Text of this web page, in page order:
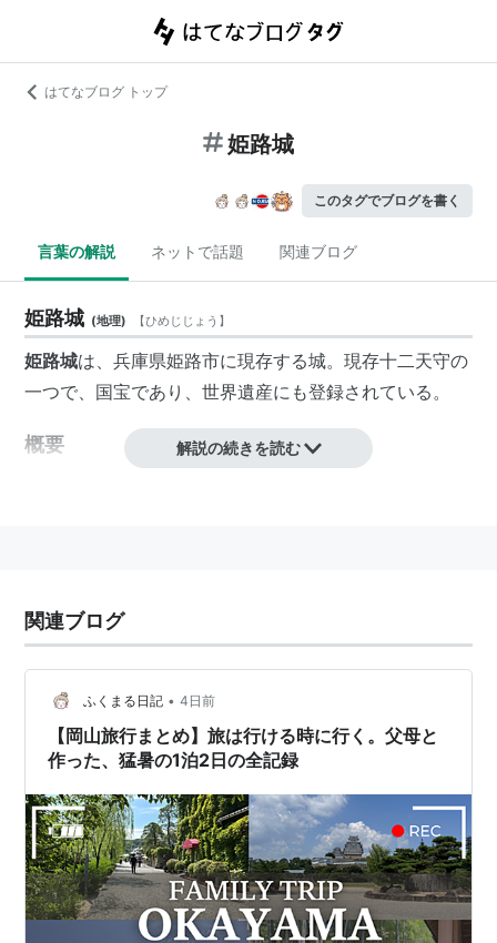
はてなブログ トップ
姫路城
このタグでブログを書く
言葉の解説 ネットで話題 関連ブログ
姫路城 (地理) 【ひめじじょう 】
姫路城は、兵庫県姫路市に現存する城。現存十二天守の
一つで、国宝であり、世界遺産にも登録されている。
概要
いと評されたことから「
別名がある。
設計技術と装飾美において木造城郭建築の最高峰に位置
付けられている。
2009年6月27日より、「国宝姫路城大天守保存修理工
事」という名で修理工事が行われる。2015年3月18日竣
工予定。
歴史
1333年：赤松則村（円心）が姫山に砦を築く。
1467年：赤松政則が本丸、鶴見丸を築く。
解説の続きを読む
関連ブログ
ふくまる日記 • 4日前
【岡山旅行まとめ】旅は行ける時に行く。父母と
作った、猛暑の1泊2日の全記録